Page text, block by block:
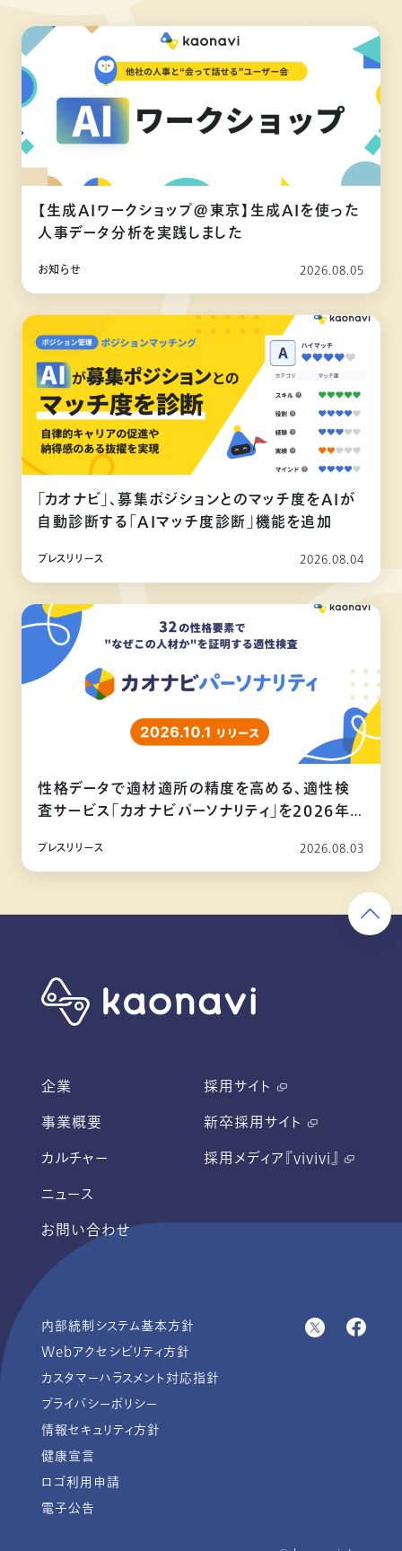
【生成AIワークショップ@東京】生成AIを使った
人事データ分析を実践しました
お知らせ 2026.08.05
「カオナビ」、募集ポジションとのマッチ度をAIが
自動診断する「AIマッチ度診断」機能を追加
プレスリリース 2026.08.04
性格データで適材適所の精度を高める、適性検
査サービス「カオナビパーソナリティ」を2026年
プレスリリース 2026.08.03
企業
事業概要
カルチャー
ニュース
お問い合わせ
採用サイト
新卒採用サイト
採用メディア『vivivi』
内部統制システム基本方針
Webアクセシビリティ方針
カスタマーハラスメント対応指針
プライバシーポリシー
情報セキュリティ方針
健康宣言
ロゴ利用申請
電子公告